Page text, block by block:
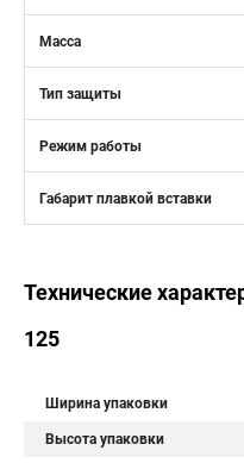
Масса
Тип защиты
Режим работы
Габарит плавкой вставки
Технические
125
Ширина упаковки
Высота упаковки